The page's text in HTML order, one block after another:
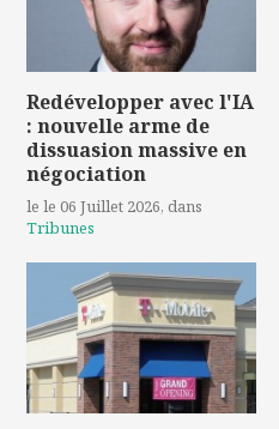
Redévelopper avec l'IA
: nouvelle arme de
dissuasion massive en
négociation
le le 06 Juillet 2026, dans
Tribunes